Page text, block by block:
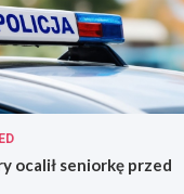
ocalił seniorkę przed